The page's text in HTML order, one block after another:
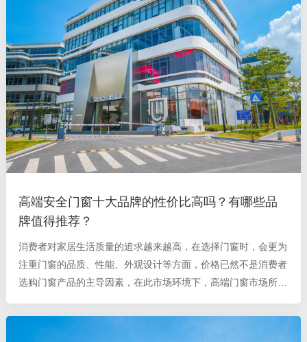
高端安全门窗十大品牌的性价比高吗？有哪些品
牌值得推荐？
消费者对家居生活质量的追求越来越高，在选择门窗时，会更为
注重门窗的品质、性能、外观设计等方面，价格已然不是消费者
选购门窗产品的主导因素，在此市场环境下，高端门窗市场所占
是最为基本且关键的